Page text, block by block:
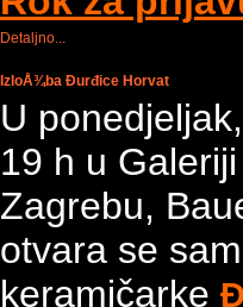
Detaljno...
IzloÅ¾ba Đurđice Horvat
U
19 h u
Zagrebu,
otvara se
keramičarke